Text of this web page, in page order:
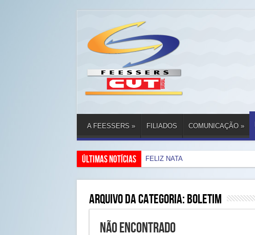
A FEESSERS » FILIADOS COMUNICAÇÃO »
Últimas Notícias FELIZ NATAL E UM G
Arquivo da categoria:BOLETIM
Não Encontrado